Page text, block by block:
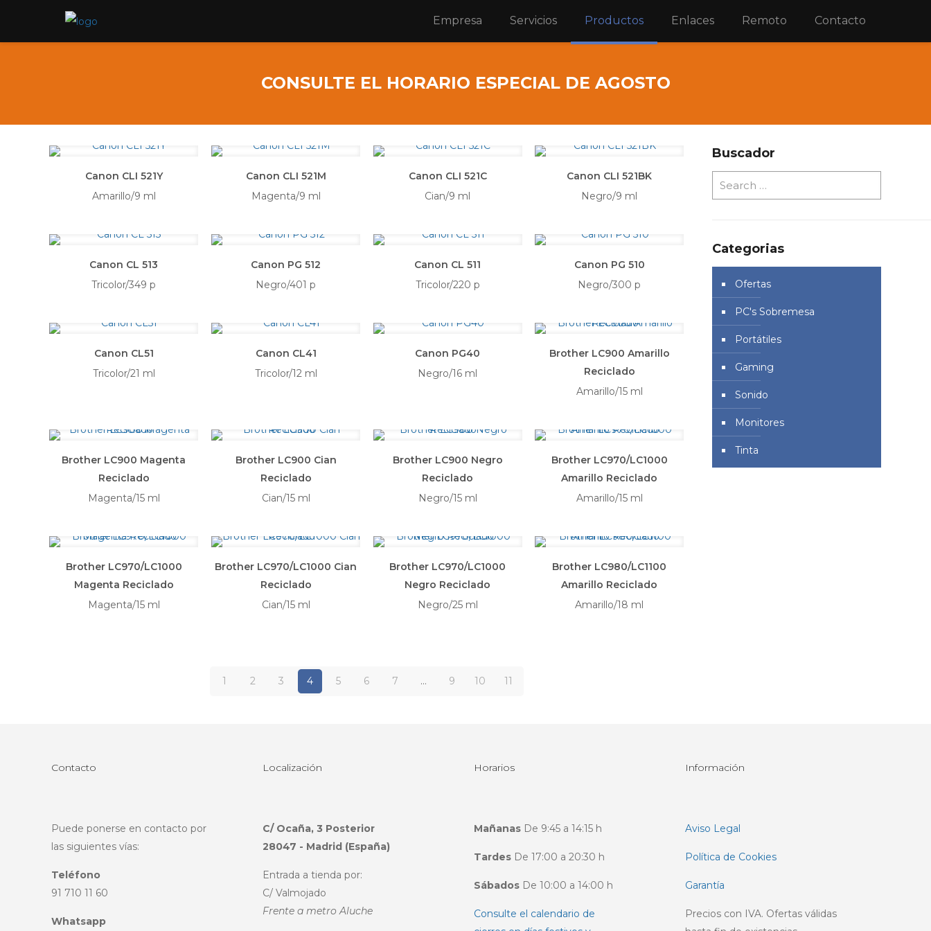
Empresa Servicios Productos Enlaces Remoto Contacto
CONSULTE EL HORARIO ESPECIAL DE AGOSTO
Canon CLI 521Y
Amarillo/9 ml
Canon CLI 521M
Magenta/9 ml
Canon CLI 521C
Cian/9 ml
Canon CLI 521BK
Negro/9 ml
Canon CL 513
Tricolor/349 p
Canon PG 512
Negro/401 p
Canon CL 511
Tricolor/220 p
Canon PG 510
Negro/300 p
Canon CL51
Tricolor/21 ml
Canon CL41
Tricolor/12 ml
Canon PG40
Negro/16 ml
Brother LC900 Amarillo
Reciclado
Amarillo/15 ml
Brother LC900 Magenta
Reciclado
Magenta/15 ml
Brother LC900 Cian
Reciclado
Cian/15 ml
Brother LC900 Negro
Reciclado
Negro/15 ml
Brother LC970/LC1000
Amarillo Reciclado
Amarillo/15 ml
Brother LC970/LC1000
Magenta Reciclado
Magenta/15 ml
Brother LC970/LC1000 Cian
Reciclado
Cian/15 ml
Brother LC970/LC1000
Negro Reciclado
Negro/25 ml
Brother LC980/LC1100
Amarillo Reciclado
Amarillo/18 ml
1 2 3 4 5 6 7 … 9 10 11
Buscador
Categorias
Ofertas
PC's Sobremesa
Portátiles
Gaming
Sonido
Monitores
Tinta
Contacto
Puede ponerse en contacto por
las siguientes vías:
Teléfono
91 710 11 60
Whatsapp
Localización
C/ Ocaña, 3 Posterior
28047 - Madrid (España)
Entrada a tienda por:
C/ Valmojado
Frente a metro Aluche
Horarios
Mañanas De 9:45 a 14:15 h
Tardes De 17:00 a 20:30 h
Sábados De 10:00 a 14:00 h
Consulte el calendario de
Información
Aviso Legal
Política de Cookies
Garantía
Precios con IVA. Ofertas válidas